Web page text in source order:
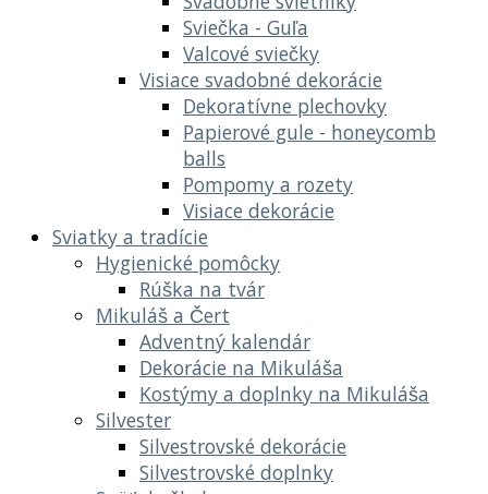
Sviečka - Guľa
Valcové sviečky
Visiace svadobné dekorácie
Dekoratívne plechovky
Papierové gule - honeycomb
balls
Pompomy a rozety
Visiace dekorácie
Sviatky a tradície
Hygienické pomôcky
Rúška na tvár
Mikuláš a Čert
Adventný kalendár
Dekorácie na Mikuláša
Kostýmy a doplnky na Mikuláša
Silvester
Silvestrovské dekorácie
Silvestrovské doplnky